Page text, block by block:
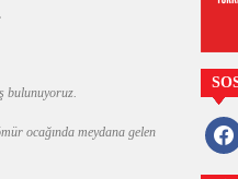
bulunuyoruz.
ocağında meydana gelen